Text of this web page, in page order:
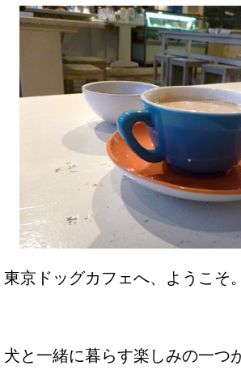
東京ドッグカフェへ、ようこそ。
犬と一緒に暮らす楽しみの一つ